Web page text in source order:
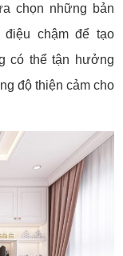
chọn những bản
chậm để tạo
có thể tận hưởng
độ thiện cảm cho